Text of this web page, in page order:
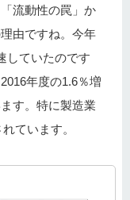
流動性の罠」か
由ですね。今年
していたのです
年度の1.6％増
す。特に製造業
ています。